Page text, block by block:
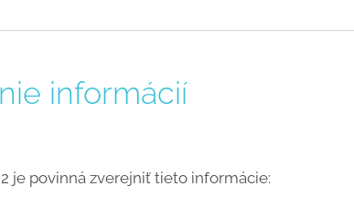
informácií
je povinná zverejniť tieto informácie: